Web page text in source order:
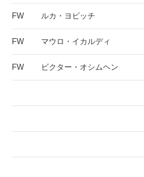
FW ルカ・ヨビッチ
FW マウロ・イカルディ
FW ビクター・オシムヘン